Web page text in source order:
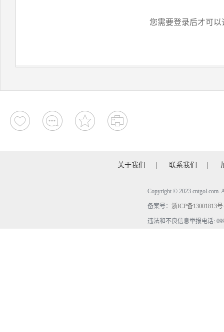
您需要登录后才可以
关于我们 联系我们
Copyright © 2023
备案号： 浙ICP备13001813
违法和不良信息举报电话: